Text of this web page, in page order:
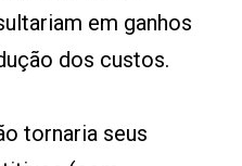
em ganhos
dos custos.
tornaria seus